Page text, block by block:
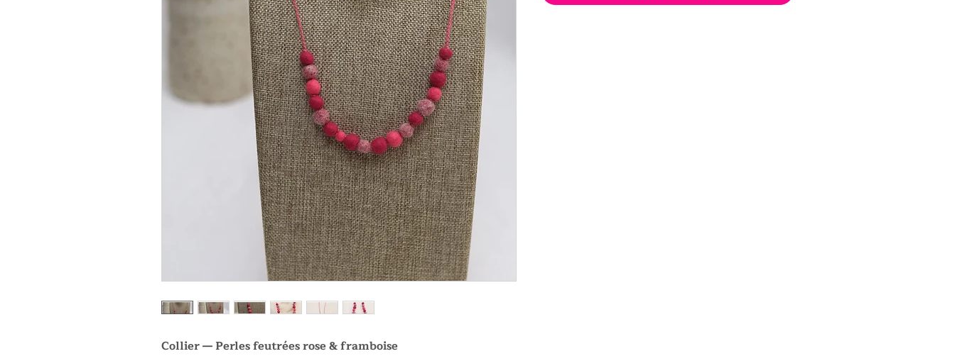
Collier — Perles feutrées rose & framboise